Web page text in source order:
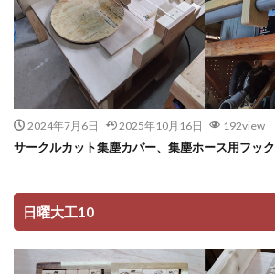
2024年7月6日 2025年10月16日 192view
サークルカット集塵カバー、集塵ホース用フック
日曜大工10